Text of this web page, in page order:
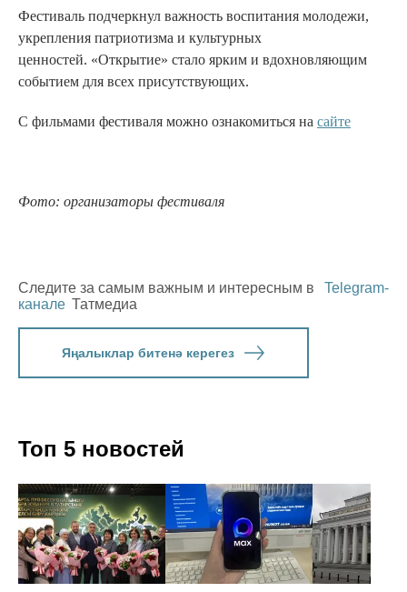
Фестиваль подчеркнул важность воспитания молодежи,
укрепления патриотизма и культурных
ценностей. «Открытие» стало ярким и вдохновляющим
событием для всех присутствующих.
С фильмами фестиваля можно ознакомиться на сайте
Фото: организаторы фестиваля
Следите за самым важным и интересным в
Telegram-
канале Татмедиа
Яңалыклар битенә керегез
Топ 5 новостей